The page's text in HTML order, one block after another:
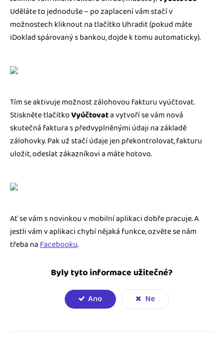
Uděláte to jednoduše – po zaplacení vám stačí v
možnostech kliknout na tlačítko Uhradit (pokud máte
iDoklad spárovaný s bankou, dojde k tomu automaticky).
Tím se aktivuje možnost zálohovou fakturu vyúčtovat.
Stiskněte tlačítkoVyúčtovata vytvoří se vám nová
skutečná faktura s předvyplněnými údaji na základě
zálohovky. Pak už stačí údaje jen překontrolovat, fakturu
uložit, odeslat zákazníkovi a máte hotovo.
Ať se vám s novinkou v mobilní aplikaci dobře pracuje. A
jestli vám v aplikaci chybí nějaká funkce, ozvěte se nám
třeba naFacebooku.
Byly tyto informace užitečné?
Ano Ne